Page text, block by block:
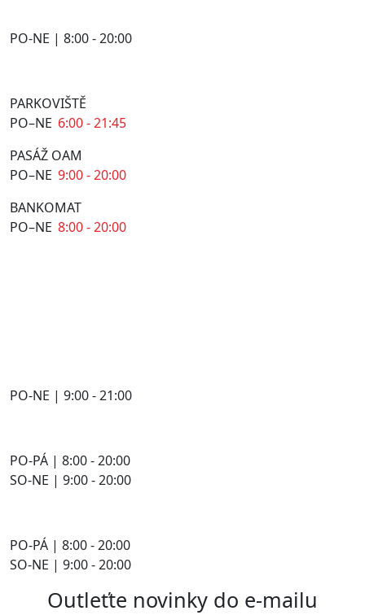
PO-NE | 8:00 - 20:00
PARKOVIŠTĚ
PO–NE 6:00 - 21:45
PASÁŽ OAM
PO–NE 9:00 - 20:00
BANKOMAT
PO–NE 8:00 - 20:00
PO-NE | 9:00 - 21:00
PO-PÁ | 8:00 - 20:00
SO-NE | 9:00 - 20:00
PO-PÁ | 8:00 - 20:00
SO-NE | 9:00 - 20:00
Outleťte novinky do e-mailu